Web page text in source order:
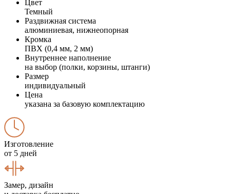
Цвет
Темный
Раздвижная система
алюминиевая, нижнеопорная
Кромка
ПВХ (0,4 мм, 2 мм)
Внутреннее наполнение
на выбор (полки, корзины, штанги)
Размер
индивидуальный
Цена
указана за базовую комплектацию
Изготовление
от 5 дней
Замер, дизайн